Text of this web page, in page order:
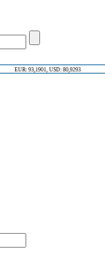
EUR: 93,1901, USD: 80,9293